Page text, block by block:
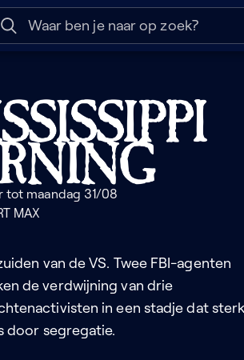
help
tot maandag 31/08
MAX
van de VS. Twee FBI-agenten
de verdwijning van drie
in een stadje dat sterk
door segregatie.